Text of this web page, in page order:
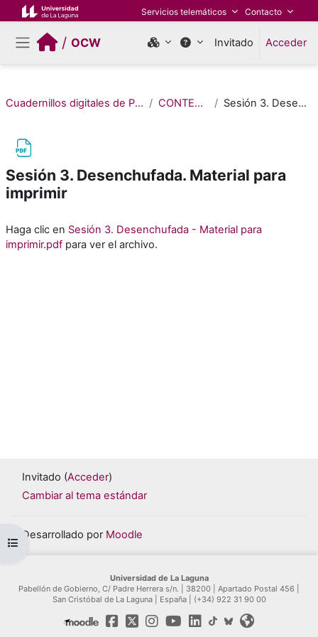
Salta al contenido principal Servicios telemáticos Contacto
Panel lateral
/OCW Invitado Acceder
Abrir índice del curso
Cuadernillos digitales de Pensamiento Computacional (Edición 2022) CONTENIDOS DE PRIMARIA Sesión 3. Desenchufada. Material para imprimir
Sesión 3. Desenchufada. Material para
imprimir
Haga clic en Sesión 3. Desenchufada - Material para
imprimir.pdf para ver el archivo.
Invitado (Acceder)
Cambiar al tema estándar
Desarrollado por Moodle
Universidad de La Laguna
Pabellón de Gobierno, C/ Padre Herrera s/n. | 38200 | Apartado Postal 456 |
San Cristóbal de La Laguna | España | (+34) 922 31 90 00